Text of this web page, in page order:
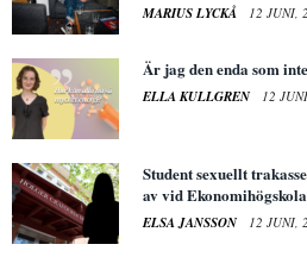
MARIUS LYCKÅ 12 JUNI,
Är jag den enda som
ELLA KULLGREN 12
Student sexuellt
av vid
ELSA JANSSON 12 JUNI,